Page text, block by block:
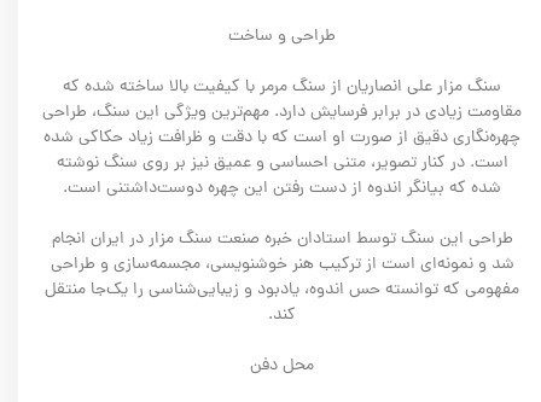
طراحی و ساخت
سنگ مزار علی انصاریان از سنگ مرمر با کیفیت بالا ساخته شده که
مقاومت زیادی در برابر فرسایش دارد. مهم‌ترین ویژگی این سنگ، طراحی
چهره‌نگاری دقیق از صورت او است که با دقت و ظرافت زیاد حکاکی شده
است. در کنار تصویر، متنی احساسی و عمیق نیز بر روی سنگ نوشته
شده که بیانگر اندوه از دست رفتن این چهره دوست‌داشتنی است.
طراحی این سنگ توسط استادان خبره صنعت سنگ مزار در ایران انجام
شد و نمونه‌ای است از ترکیب هنر خوشنویسی، مجسمه‌سازی و طراحی
مفهومی که توانسته حس اندوه، یادبود و زیبایی‌شناسی را یک‌جا منتقل
کند.
محل دفن